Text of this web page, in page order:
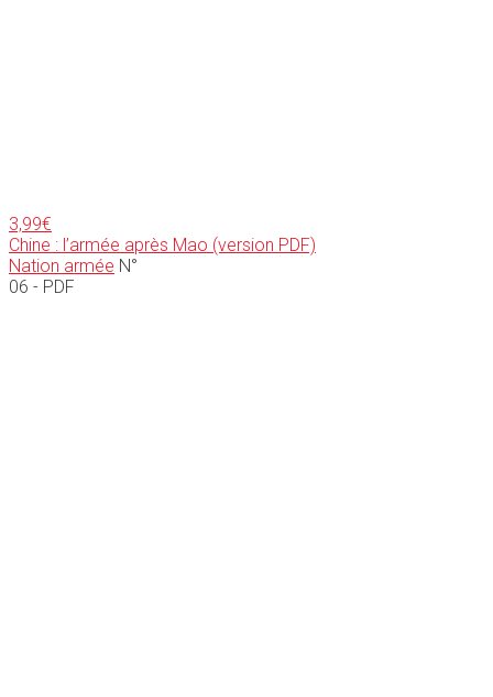
3,99€
Chine : l’armée après Mao (version PDF)
Nation armée N°
06 - PDF